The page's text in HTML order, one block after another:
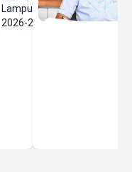
Lampung
2026-2030